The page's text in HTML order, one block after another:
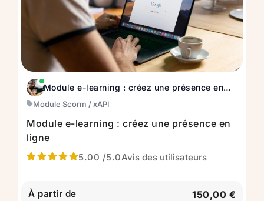
Module e-learning : créez une présence en
ligne
Module Scorm / xAPI
Module e-learning : créez une présence en
ligne
5.00 /5.0Avis des utilisateurs
À partir de 150,00 €